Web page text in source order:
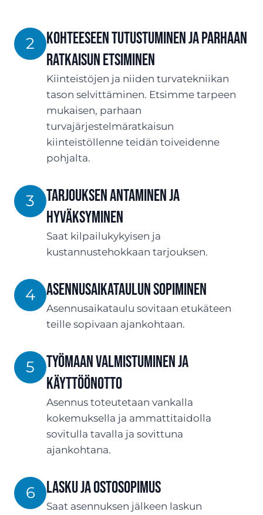
2
Kohteeseen tutustuminen ja parhaan
ratkaisun etsiminen
Kiinteistöjen ja niiden turvatekniikan
tason selvittäminen. Etsimme tarpeen
mukaisen, parhaan
turvajärjestelmäratkaisun
kiinteistöllenne teidän toiveidenne
pohjalta.
3
TARJOUksen antaminen ja
hyväksyminen
Saat kilpailukykyisen ja
kustannustehokkaan tarjouksen.
4 ASENNUSaikataulun sopiminen
Asennusaikataulu sovitaan etukäteen
teille sopivaan ajankohtaan.
5
Työmaan valmistuminen ja
käyttöönotto
Asennus toteutetaan vankalla
kokemuksella ja ammattitaidolla
sovitulla tavalla ja sovittuna
ajankohtana.
6 Lasku ja ostosopimus
Saat asennuksen jälkeen laskun